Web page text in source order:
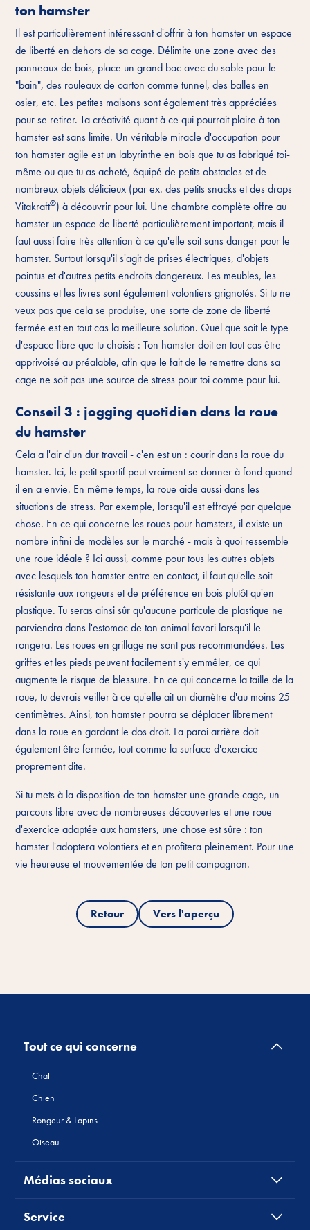
ton hamster
Il est particulièrement intéressant d'offrir à ton hamster un espace
de liberté en dehors de sa cage. Délimite une zone avec des
panneaux de bois, place un grand bac avec du sable pour le
"bain", des rouleaux de carton comme tunnel, des balles en
osier, etc. Les petites maisons sont également très appréciées
pour se retirer. Ta créativité quant à ce qui pourrait plaire à ton
hamster est sans limite. Un véritable miracle d'occupation pour
ton hamster agile est un labyrinthe en bois que tu as fabriqué toi-
même ou que tu as acheté, équipé de petits obstacles et de
nombreux objets délicieux (par ex. des petits snacks et des drops
Vitakraft®) à découvrir pour lui. Une chambre complète offre au
hamster un espace de liberté particulièrement important, mais il
faut aussi faire très attention à ce qu'elle soit sans danger pour le
hamster. Surtout lorsqu'il s'agit de prises électriques, d'objets
pointus et d'autres petits endroits dangereux. Les meubles, les
coussins et les livres sont également volontiers grignotés. Si tu ne
veux pas que cela se produise, une sorte de zone de liberté
fermée est en tout cas la meilleure solution. Quel que soit le type
d'espace libre que tu choisis : Ton hamster doit en tout cas être
apprivoisé au préalable, afin que le fait de le remettre dans sa
cage ne soit pas une source de stress pour toi comme pour lui.
Conseil 3 : jogging quotidien dans la roue
du hamster
Cela a l'air d'un dur travail - c'en est un : courir dans la roue du
hamster. Ici, le petit sportif peut vraiment se donner à fond quand
il en a envie. En même temps, la roue aide aussi dans les
situations de stress. Par exemple, lorsqu'il est effrayé par quelque
chose. En ce qui concerne les roues pour hamsters, il existe un
nombre infini de modèles sur le marché - mais à quoi ressemble
une roue idéale ? Ici aussi, comme pour tous les autres objets
avec lesquels ton hamster entre en contact, il faut qu'elle soit
résistante aux rongeurs et de préférence en bois plutôt qu'en
plastique. Tu seras ainsi sûr qu'aucune particule de plastique ne
parviendra dans l'estomac de ton animal favori lorsqu'il le
rongera. Les roues en grillage ne sont pas recommandées. Les
griffes et les pieds peuvent facilement s'y emmêler, ce qui
augmente le risque de blessure. En ce qui concerne la taille de la
roue, tu devrais veiller à ce qu'elle ait un diamètre d'au moins 25
centimètres. Ainsi, ton hamster pourra se déplacer librement
dans la roue en gardant le dos droit. La paroi arrière doit
également être fermée, tout comme la surface d'exercice
proprement dite.
Si tu mets à la disposition de ton hamster une grande cage, un
parcours libre avec de nombreuses découvertes et une roue
d'exercice adaptée aux hamsters, une chose est sûre : ton
hamster l'adoptera volontiers et en profitera pleinement. Pour une
vie heureuse et mouvementée de ton petit compagnon.
Retour Vers l'aperçu
Tout ce qui concerne
Chat
Chien
Rongeur & Lapins
Oiseau
Médias sociaux
Service